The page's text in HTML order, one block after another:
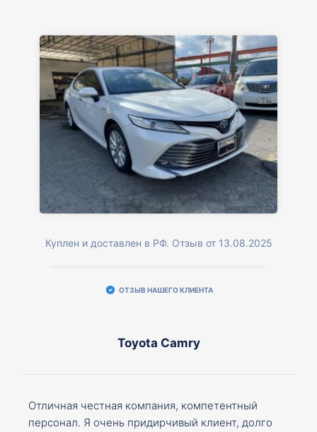
Куплен и доставлен в РФ. Отзыв от 13.08.2025
ОТЗЫВ НАШЕГО КЛИЕНТА
Toyota Camry
Отличная честная компания, компетентный
персонал. Я очень придирчивый клиент, долго